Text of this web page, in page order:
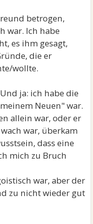
betrogen,
war. Ich habe
es ihm gesagt,
die er
wollte.
ja: ich habe die
Neuen" war.
allein war, oder er
war, überkam
dass eine
mich zu Bruch
war, aber der
zu nicht wieder gut